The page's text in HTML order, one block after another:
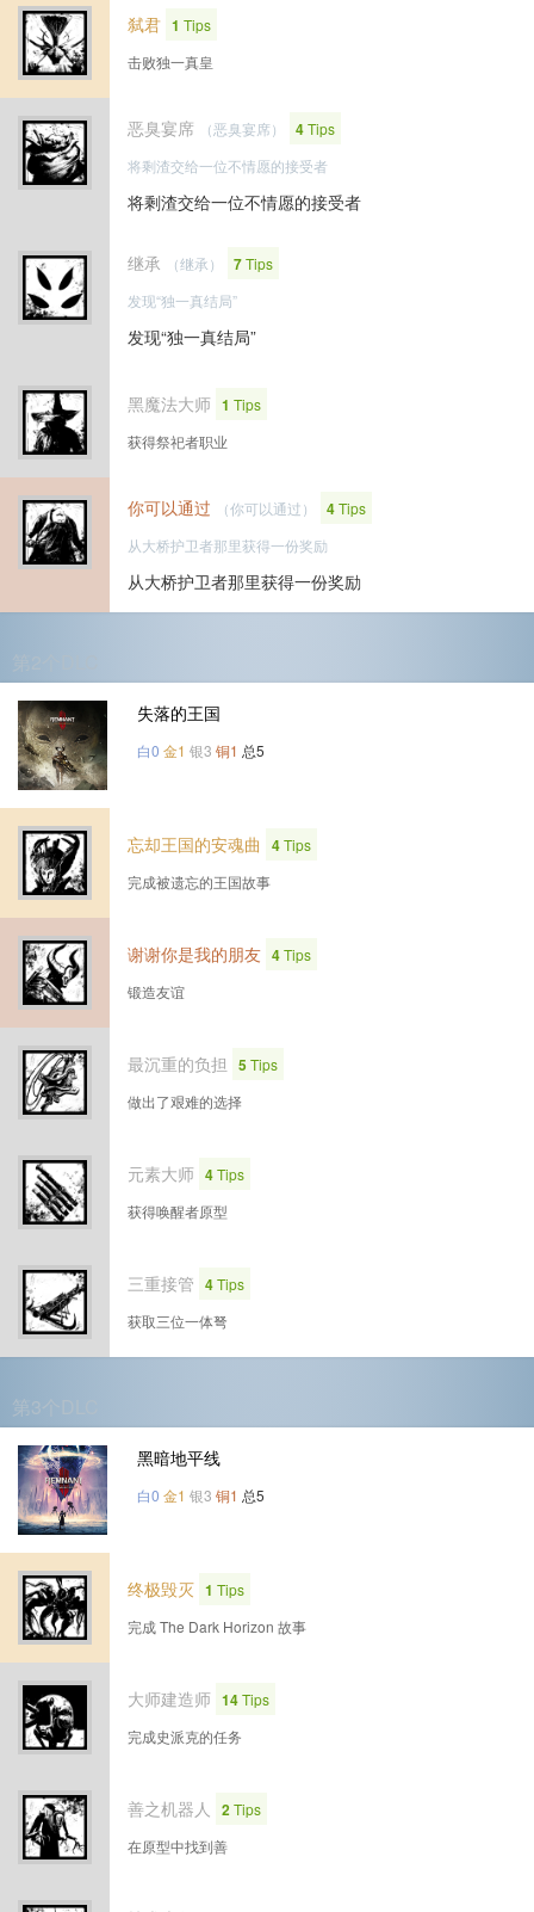
弑君 1 Tips
击败独一真皇
恶臭宴席 （恶臭宴席） 4Tips
将剩渣交给一位不情愿的接受者
将剩渣交给一位不情愿的接受者
继承 （继承） 7Tips
发现“独一真结局”
发现“独一真结局”
黑魔法大师 1 Tips
获得祭祀者职业
你可以通过 （你可以通过） 4Tips
从大桥护卫者那里获得一份奖励
从大桥护卫者那里获得一份奖励
失落的王国
白0 金1 银3 铜1 总5
忘却王国的安魂曲 4Tips
完成被遗忘的王国故事
谢谢你是我的朋友 4Tips
锻造友谊
最沉重的负担 5Tips
做出了艰难的选择
元素大师 4Tips
获得唤醒者原型
三重接管 4Tips
获取三位一体弩
第3个DLC
黑暗地平线
白0 金1 银3 铜1 总5
终极毁灭 1 Tips
完成 The Dark Horizon 故事
大师建造师 14Tips
完成史派克的任务
善之机器人 2Tips
在原型中找到善